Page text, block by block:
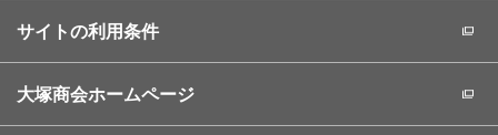
サイトの利用条件
大塚商会ホームページ